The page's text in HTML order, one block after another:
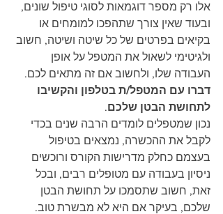
אלו רק מספר דוגמאות לסוגי טיפול שונים,
ובעוד שאין צורך שתהפכו למומחים או
בקיאים בפרטים של כל שיטה ושיטה, חשוב
ולגיטימי לשאול את המטפל על אופן
העבודה שלו, ולחשוב אם זה מתאים לכם.
דברו עם המטפל/ת בטלפון והקשיבו
לתחושת הבטן שלכם.
נכון שמטפלים לומדים הרבה שנים בכדי
לקבל את ההכשרה, נמצאים בטיפול
בעצמם כחלק מדרישות הקורס ורוכשים
ניסיון בעבודה עם מטופלים רבים, ובכל
זאת, חשוב שתסמכו על תחושת הבטן
שלכם, בעיקר אם היא לא מבשרת טוב.